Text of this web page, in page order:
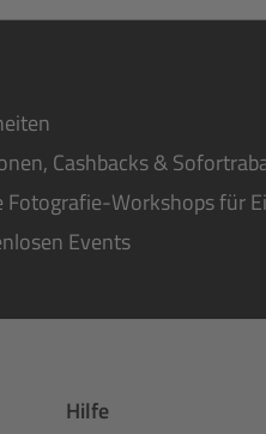
Cashbacks &
Fotografie-Workshops für
Events
Hilfe